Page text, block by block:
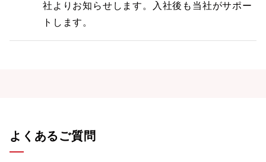
社よりお知らせします。入社後も当社がサポー
トします。
よくあるご質問